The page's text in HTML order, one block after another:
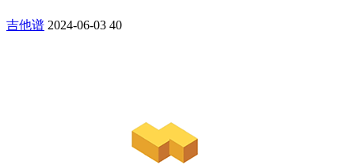
吉他谱 2024-06-03 40